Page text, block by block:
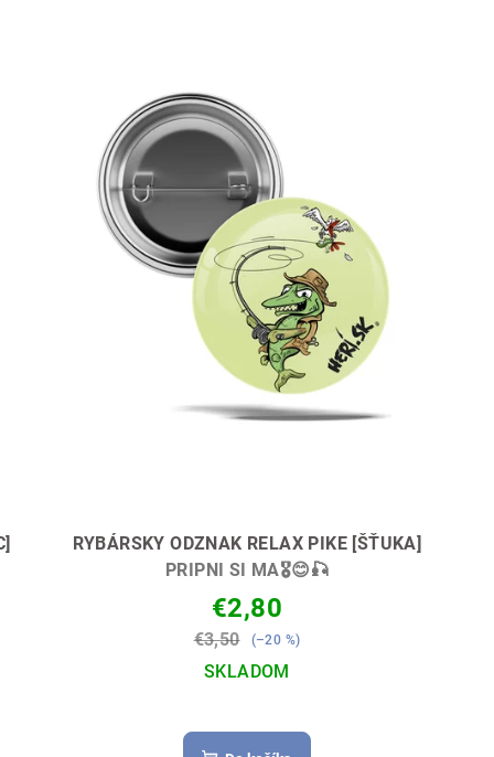
RYBÁRSKY ODZNAK RELAX PIKE [ŠŤUKA]
PRIPNI SI MA🎖😊🎣
€2,80
€3,50 (–20 %)
SKLADOM